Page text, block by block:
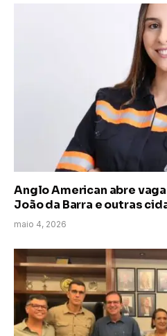
Anglo American abre
João da Barra e outras
maio 4, 2026